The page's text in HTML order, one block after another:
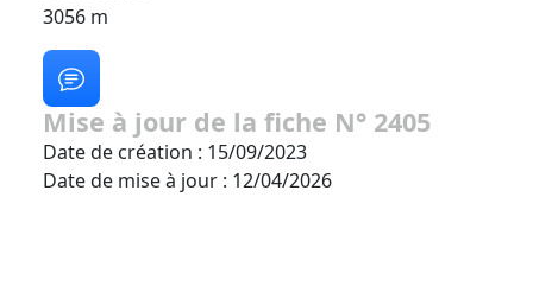
3056 m
Mise à jour de la fiche N° 2405
Date de création : 15/09/2023
Date de mise à jour : 12/04/2026